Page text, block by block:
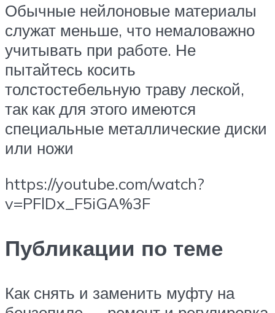
Обычные нейлоновые материалы
служат меньше, что немаловажно
учитывать при работе. Не
пытайтесь косить
толстостебельную траву леской,
так как для этого имеются
специальные металлические диски
или ножи
https://youtube.com/watch?
v=PFlDx_F5iGA%3F
Публикации по теме
Как снять и заменить муфту на